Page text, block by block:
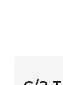
3–5 дней |